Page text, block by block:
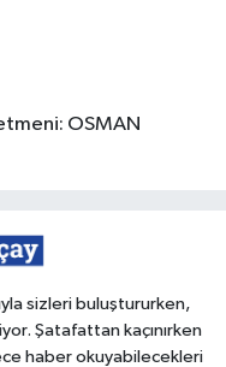
OSMAN
sizleri buluştururken,
Şatafattan kaçınırken
haber okuyabilecekleri